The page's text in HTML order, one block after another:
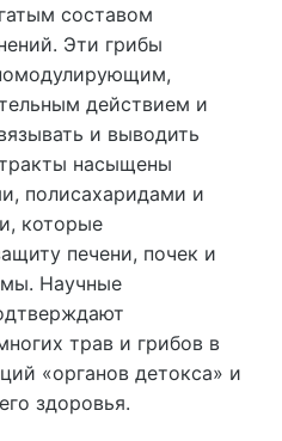
составом
Эти грибы
действием и
и выводить
насыщены
полисахаридами и
которые
печени, почек и
Научные
трав и грибов в
«органов детокса» и
здоровья.